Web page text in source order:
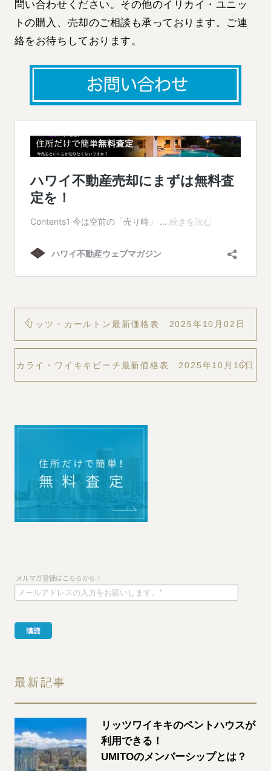
問い合わせください。その他のイリカイ・ユニッ
トの購入、売却のご相談も承っております。ご連
絡をお待ちしております。
リッツ・カールトン最新価格表 2025年10月02日
カライ・ワイキキビーチ最新価格表 2025年10月16日
最新記事
リッツワイキキのペントハウスが
利用できる！
UMITOのメンバーシップとは？